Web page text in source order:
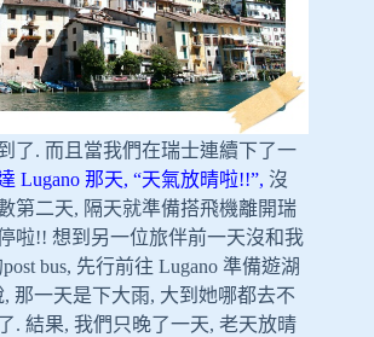
了. 而且當我們在瑞士連續下了一
Lugano 那天, “天氣放晴啦!!”, 沒
第二天, 隔天就準備搭飛機離開瑞
啦!! 想到另一位旅伴前一天沒和我
bus, 先行前往 Lugano 準備遊湖
, 那一天是下大雨, 大到她哪都去不
. 結果, 我們只晚了一天, 老天放晴